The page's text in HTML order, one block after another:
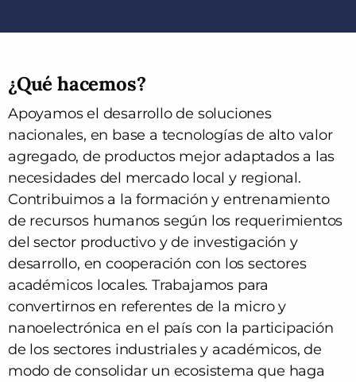
¿Qué hacemos?
Apoyamos el desarrollo de soluciones
nacionales, en base a tecnologías de alto valor
agregado, de productos mejor adaptados a las
necesidades del mercado local y regional.
Contribuimos a la formación y entrenamiento
de recursos humanos según los requerimientos
del sector productivo y de investigación y
desarrollo, en cooperación con los sectores
académicos locales. Trabajamos para
convertirnos en referentes de la micro y
nanoelectrónica en el país con la participación
de los sectores industriales y académicos, de
modo de consolidar un ecosistema que haga